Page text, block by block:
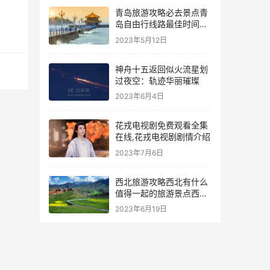
青岛旅游攻略必去景点青
岛自由行线路最佳时间是
什么时候
2023年5月12日
神舟十五返回似火流星划
过夜空：轨迹华丽璀璨
2023年6月4日
花戎电视剧免费观看全集
在线,花戎电视剧剧情介绍
2023年7月6日
西北旅游攻略西北有什么
值得一起的旅游景点西北
旅游自由行
2023年6月19日